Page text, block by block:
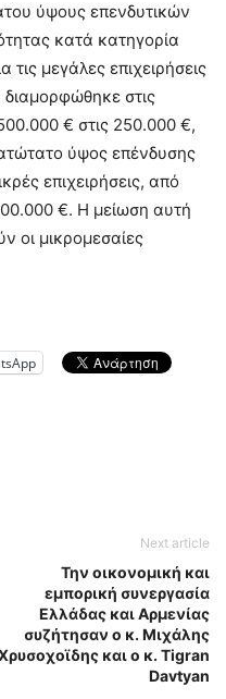
ύψους επενδυτικών
κατά κατηγορία
τις μεγάλες επιχειρήσεις
στις
€ στις 250.000 €,
ύψος επένδυσης
επιχειρήσεις, από
€. Η μείωση αυτή
οι μικρομεσαίες
Next article
Την οικονομική και
εμπορική συνεργασία
Ελλάδας και Αρμενίας
συζήτησαν ο κ. Μιχάλης
και ο κ. Tigran
Davtyan